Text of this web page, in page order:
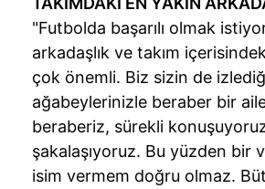
"Futbolda başarılı olmak
arkadaşlık ve takım
çok önemli. Biz sizin de
ağabeylerinizle beraber bir
beraberiz, sürekli
şakalaşıyoruz. Bu yüzden bir
isim vermem doğru olmaz.